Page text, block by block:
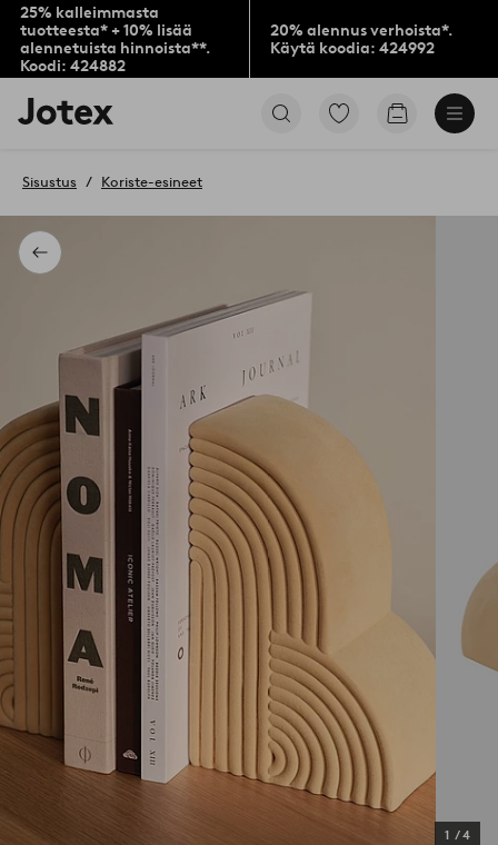
25% kalleimmasta
tuotteesta* + 10% lisää
alennetuista hinnoista**.
Koodi: 424882
20% alennus verhoista*.
Käytä koodia: 424992
Jotex-
logo
aloitussivulle
Siirry
Siirry
Takaisin
Sisustus Koriste-esineet
1 /4